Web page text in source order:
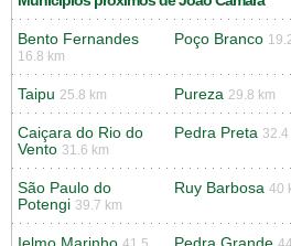
Bento Fernandes
16.8 km
Poço Branco
Taipu 25.8 km Pureza 29.8 km
Caiçara do Rio do
Vento 31.6 km
Pedra Preta 32.4
São Paulo do
Potengi 39.7 km
Ruy Barbosa 40